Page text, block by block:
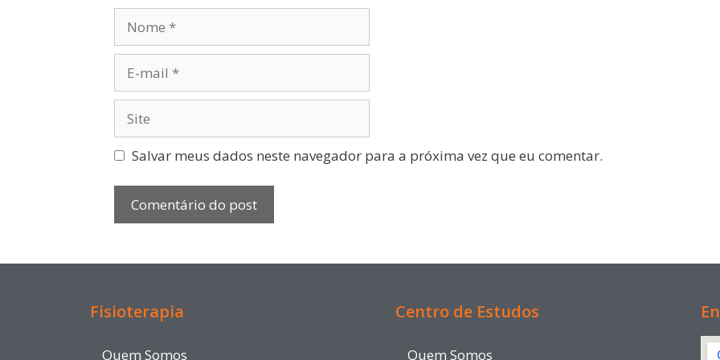
Salvar meus dados neste navegador para a próxima vez que eu comentar.
Fisioterapia
Quem Somos
Centro de Estudos
Quem Somos